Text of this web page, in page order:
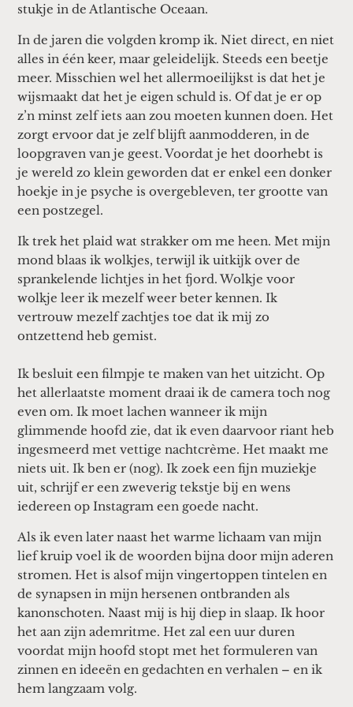
stukje in de Atlantische Oceaan.
In de jaren die volgden kromp ik. Niet direct, en niet
alles in één keer, maar geleidelijk. Steeds een beetje
meer. Misschien wel het allermoeilijkst is dat het je
wijsmaakt dat het je eigen schuld is. Of dat je er op
z’n minst zelf iets aan zou moeten kunnen doen. Het
zorgt ervoor dat je zelf blijft aanmodderen, in de
loopgraven van je geest. Voordat je het doorhebt is
je wereld zo klein geworden dat er enkel een donker
hoekje in je psyche is overgebleven, ter grootte van
een postzegel.
Ik trek het plaid wat strakker om me heen. Met mijn
mond blaas ik wolkjes, terwijl ik uitkijk over de
sprankelende lichtjes in het fjord. Wolkje voor
wolkje leer ik mezelf weer beter kennen. Ik
vertrouw mezelf zachtjes toe dat ik mij zo
ontzettend heb gemist.
Ik besluit een filmpje te maken van het uitzicht. Op
het allerlaatste moment draai ik de camera toch nog
even om. Ik moet lachen wanneer ik mijn
glimmende hoofd zie, dat ik even daarvoor riant heb
ingesmeerd met vettige nachtcrème. Het maakt me
niets uit. Ik ben er (nog). Ik zoek een fijn muziekje
uit, schrijf er een zweverig tekstje bij en wens
iedereen op Instagram een goede nacht.
Als ik even later naast het warme lichaam van mijn
lief kruip voel ik de woorden bijna door mijn aderen
stromen. Het is alsof mijn vingertoppen tintelen en
de synapsen in mijn hersenen ontbranden als
kanonschoten. Naast mij is hij diep in slaap. Ik hoor
het aan zijn ademritme. Het zal een uur duren
voordat mijn hoofd stopt met het formuleren van
zinnen en ideeën en gedachten en verhalen – en ik
hem langzaam volg.